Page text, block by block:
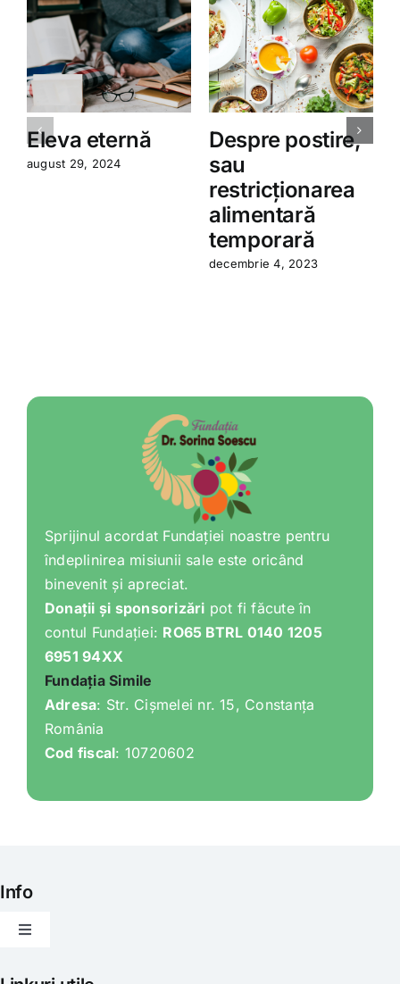
Eleva eternă
august 29, 2024
Despre postire,
sau
restricționarea
alimentară
temporară
decembrie 4, 2023
Sprijinul acordat Fundației noastre pentru
îndeplinirea misiunii sale este oricând
binevenit și apreciat.
Donații și sponsorizări pot fi făcute în
contul Fundației: RO65 BTRL 0140 1205
6951 94XX
Fundația Simile
Adresa: Str. Cișmelei nr. 15, Constanța
România
Cod fiscal: 10720602
Info
Toggle
Articole